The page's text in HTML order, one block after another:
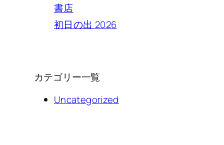
書店
初日の出 2026
カテゴリー一覧
Uncategorized